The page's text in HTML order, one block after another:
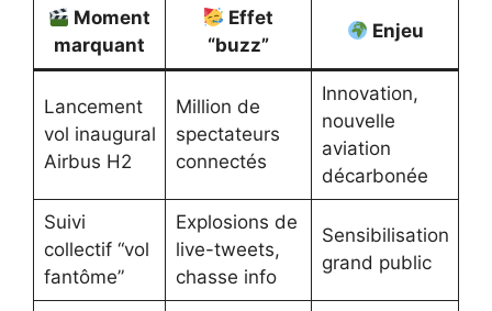
Moment
marquant
Effet
“buzz”
Enjeu
Lancement
vol inaugural
Airbus H2
Million de
spectateurs
connectés
Innovation,
nouvelle
aviation
décarbonée
Suivi
collectif “vol
fantôme”
Explosions de
live-tweets,
chasse info
Sensibilisation
grand public